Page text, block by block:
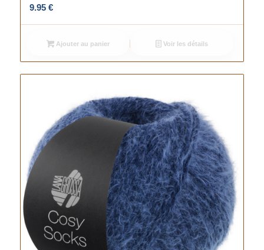
9.95 €
Ajouter au panier Voir les détails